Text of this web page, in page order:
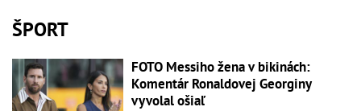
ŠPORT
FOTO Messiho žena v bikinách:
Komentár Ronaldovej Georginy
vyvolal ošiaľ